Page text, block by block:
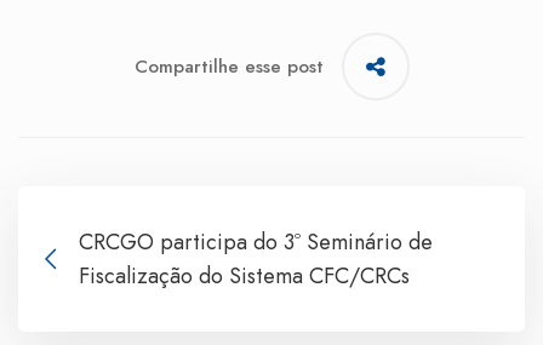
Compartilhe esse post
CRCGO participa do 3º Seminário de
Fiscalização do Sistema CFC/CRCs